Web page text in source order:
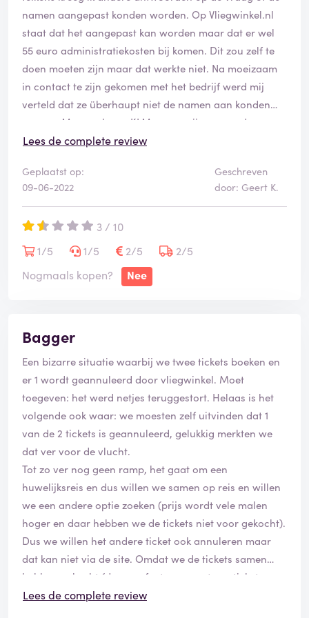
the representative decided to end the conversation
without my consent or proving for me that it’s actually
included, calling me/the change request a heavy load
on support.
opstrijken maar geen service!!! Het heeft mij 2 weken
slapeloze nachten opgeleverd en heel veel stress.
namen aangepast konden worden. Op Vliegwinkel.nl
staat dat het aangepast kan worden maar dat er wel
55 euro administratiekosten bij komen. Dit zou zelf te
doen moeten zijn maar dat werkte niet. Na moeizaam
in contact te zijn gekomen met het bedrijf werd mij
verteld dat ze überhaupt niet de namen aan konden
passen. Maar volgens KLM, waar wij mee zouden
vliegen, kon vliegtickets.nl zeer gemakkelijk de namen
een magere 15% van het aankoop bedrag terug. Dit zal
vast hun verdienmodel zijn. Ze houden mijn geld en
verkopen dan het ticket opnieuw. Ronduit schandalig!
Lees de complete review
Geplaatst op:
09-06-2022
Geschreven
door: Geert K.
3 / 10
1/5
1/5 2/5
2/5
Nogmaals kopen?
Nee
Bagger
Een bizarre situatie waarbij we twee tickets boeken en
er 1 wordt geannuleerd door vliegwinkel. Moet
toegeven: het werd netjes teruggestort. Helaas is het
volgende ook waar: we moesten zelf uitvinden dat 1
van de 2 tickets is geannuleerd, gelukkig merkten we
dat ver voor de vlucht.
Tot zo ver nog geen ramp, het gaat om een
huwelijksreis en dus willen we samen op reis en willen
we een andere optie zoeken (prijs wordt vele malen
hoger en daar hebben we de tickets niet voor gekocht).
Dus we willen het andere ticket ook annuleren maar
dat kan niet via de site. Omdat we de tickets samen
hebben gekocht (dus een factuur voor twee tickets
hebben betaald leek ons dit logisch)
Lees de complete review